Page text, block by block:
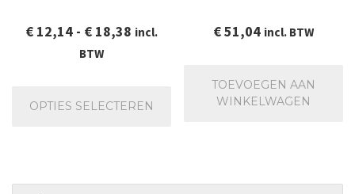
productpagina
€12,14 - €18,38Prijsklasse:
incl.
BTW
OPTIES SELECTEREN
optie
€51,04 incl. BTW
TOEVOEGEN AAN
WINKELWAGEN